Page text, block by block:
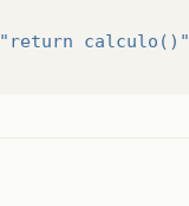
"return calculo()"